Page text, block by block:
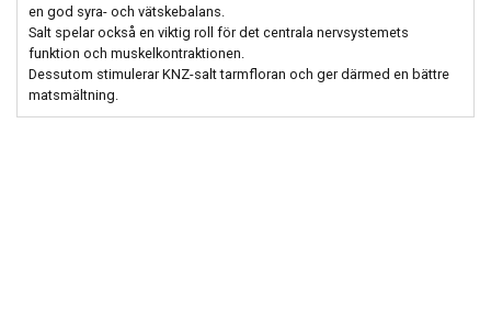
en god syra- och vätskebalans.
Salt spelar också en viktig roll för det centrala nervsystemets
funktion och muskelkontraktionen.
Dessutom stimulerar KNZ-salt tarmfloran och ger därmed en bättre
matsmältning.